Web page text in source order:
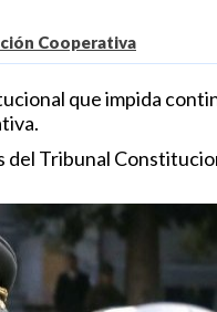
Cooperativa
que impida
del Tribunal